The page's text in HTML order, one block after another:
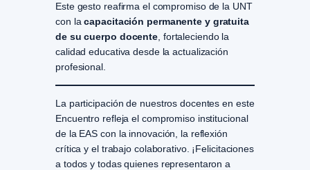
Este gesto reafirma el compromiso de la UNT
con lacapacitación permanente y gratuita
de su cuerpo docente, fortaleciendo la
calidad educativa desde la actualización
profesional.
La participación de nuestros docentes en este
Encuentro refleja el compromiso institucional
de la EAS con la innovación, la reflexión
crítica y el trabajo colaborativo. ¡Felicitaciones
a todos y todas quienes representaron a